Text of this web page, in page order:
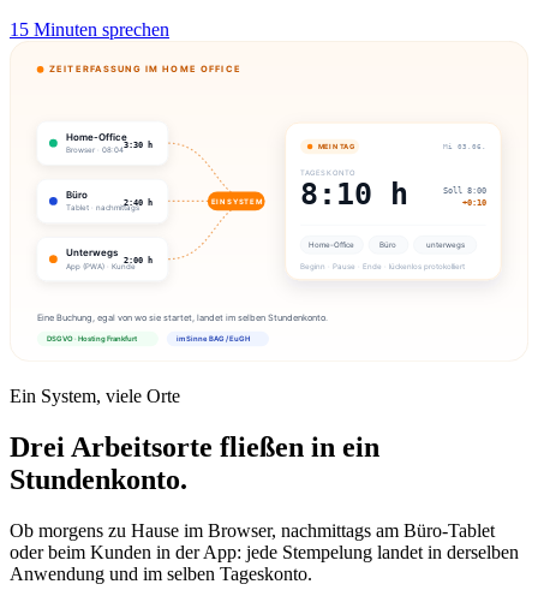
15 Minuten sprechen
Ein System, viele Orte
Drei Arbeitsorte fließen in ein
Stundenkonto.
Ob morgens zu Hause im Browser, nachmittags am Büro-Tablet
oder beim Kunden in der App: jede Stempelung landet in derselben
Anwendung und im selben Tageskonto.